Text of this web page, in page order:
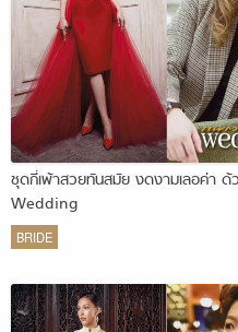
ชุดกี่เพ้าสวยทันสมัย งดงามเลอค่า
Wedding
BRIDE